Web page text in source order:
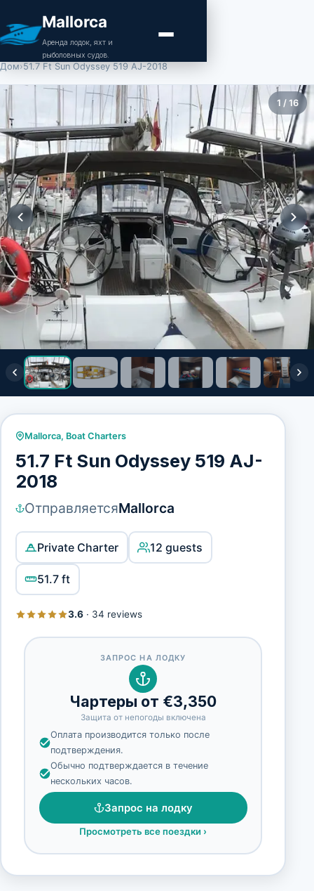
Mallorca
Аренда лодок, яхт и
рыболовных судов.
Дом›51.7 Ft Sun Odyssey 519 AJ-2018
1 /16
Mallorca, Boat Charters
51.7 Ft Sun Odyssey 519 AJ-
2018
ОтправляетсяMallorca
Private Charter 12 guests
51.7 ft
3.6· 34 reviews
ЗАПРОС НА ЛОДКУ
Чартеры от €3,350
Защита от непогоды включена
Оплата производится только после
подтверждения.
Обычно подтверждается в течение
нескольких часов.
Запрос на лодку
Просмотреть все поездки ›